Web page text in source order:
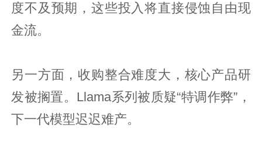
度不及预期，这些投入将直接侵蚀自由现
金流。
另一方面，收购整合难度大，核心产品研
发被搁置。Llama系列被质疑“特调作弊”，
下一代模型迟迟难产。